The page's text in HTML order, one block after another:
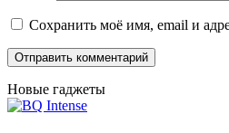
Сохранить моё имя, email и
Новые гаджеты